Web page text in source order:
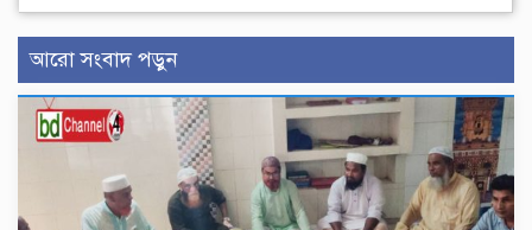
আরো সংবাদ পড়ুন